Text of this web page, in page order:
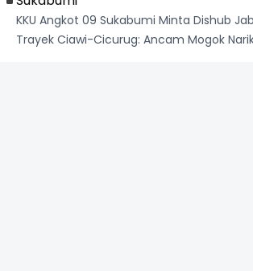
KKU Angkot 09 Sukabumi Minta Dishub
Trayek Ciawi-Cicurug: Ancam Mogok